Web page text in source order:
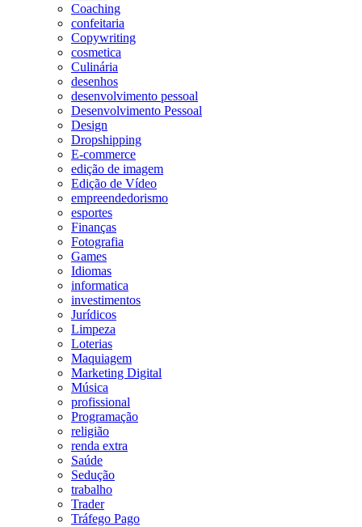
Coaching
confeitaria
Copywriting
cosmetica
Culinária
desenhos
desenvolvimento pessoal
Desenvolvimento Pessoal
Design
Dropshipping
E-commerce
edição de imagem
Edição de Vídeo
empreendedorismo
esportes
Finanças
Fotografia
Games
Idiomas
informatica
investimentos
Jurídicos
Limpeza
Loterias
Maquiagem
Marketing Digital
Música
profissional
Programação
religião
renda extra
Saúde
Sedução
trabalho
Trader
Tráfego Pago